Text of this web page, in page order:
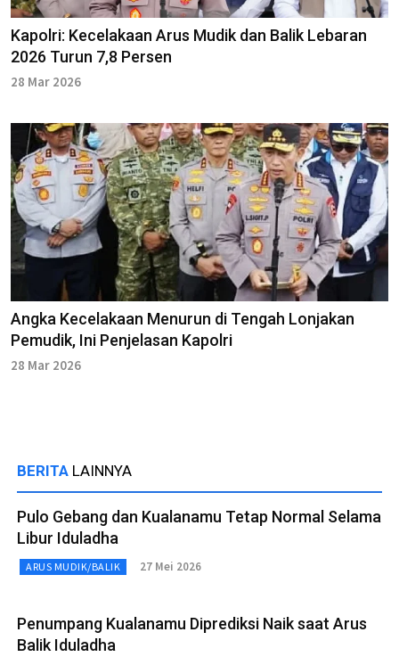
Kapolri: Kecelakaan Arus Mudik dan Balik Lebaran
2026 Turun 7,8 Persen
28 Mar 2026
Angka Kecelakaan Menurun di Tengah Lonjakan
Pemudik, Ini Penjelasan Kapolri
28 Mar 2026
BERITA LAINNYA
Pulo Gebang dan Kualanamu Tetap Normal Selama
Libur Iduladha
ARUS MUDIK/BALIK 27 Mei 2026
Penumpang Kualanamu Diprediksi Naik saat Arus
Balik Iduladha